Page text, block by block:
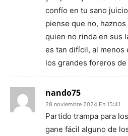
confío en tu sano
piense que no,
quien no rinda en sus
es tan difícil, al menos
los grandes foreros de
nando75
28 noviembre 2024 En 15:41
Partido trampa para
gane fácil alguno de